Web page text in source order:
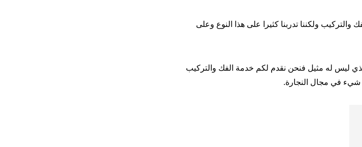
ولكننا تدربنا كثيرا على هذا النوع وعلى
ليس له مثيل فنحن نقدم لكم خدمة الفك والتركيب
في مجال النجارة.